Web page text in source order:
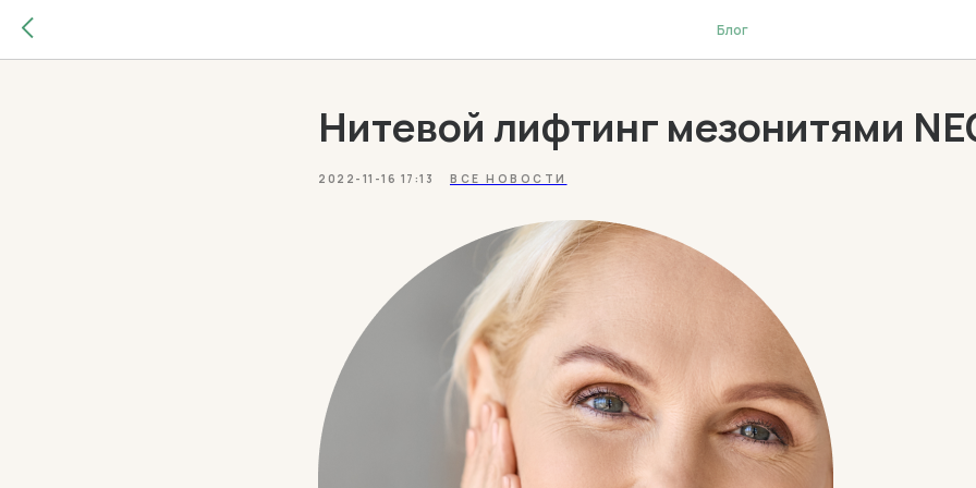
Блог
Нитевой лифтинг мезонитями
2022-11-16 17:13 ВСЕ НОВОСТИ